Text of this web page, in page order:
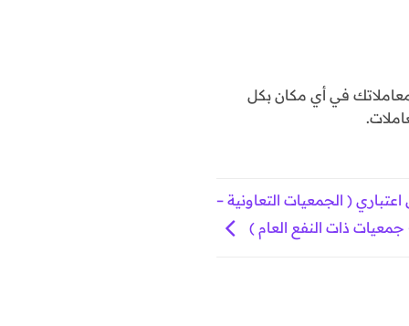
في أي مكان بكل
(2) شخص اعتباري ( الجمعيات التعاونية –
جمعيات ذات النفع العام )